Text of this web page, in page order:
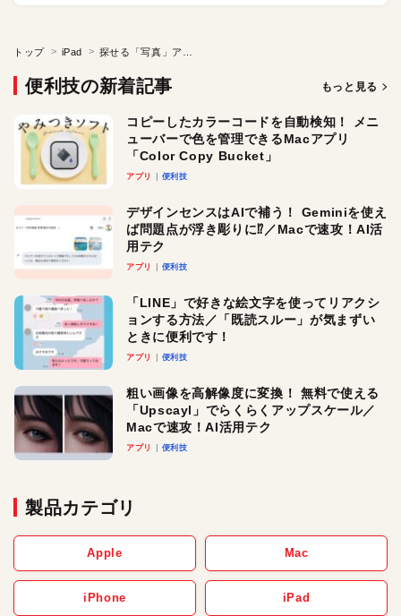
トップ iPad
便利技の新着記事 もっと見る
コピーしたカラーコードを自動検知！ メニ
ューバーで色を管理できるMacアプリ
「Color Copy Bucket」
アプリ 便利技
デザインセンスはAIで補う！ Geminiを使え
ば問題点が浮き彫りに⁉︎／Macで速攻！AI活
用テク
アプリ 便利技
「LINE」で好きな絵文字を使ってリアクシ
ョンする方法／「既読スルー」が気まずい
ときに便利です！
アプリ 便利技
粗い画像を高解像度に変換！ 無料で使える
「Upscayl」でらくらくアップスケール／
Macで速攻！AI活用テク
アプリ 便利技
製品カテゴリ
Apple Mac
iPhone iPad